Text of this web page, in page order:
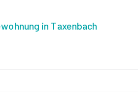
in Taxenbach